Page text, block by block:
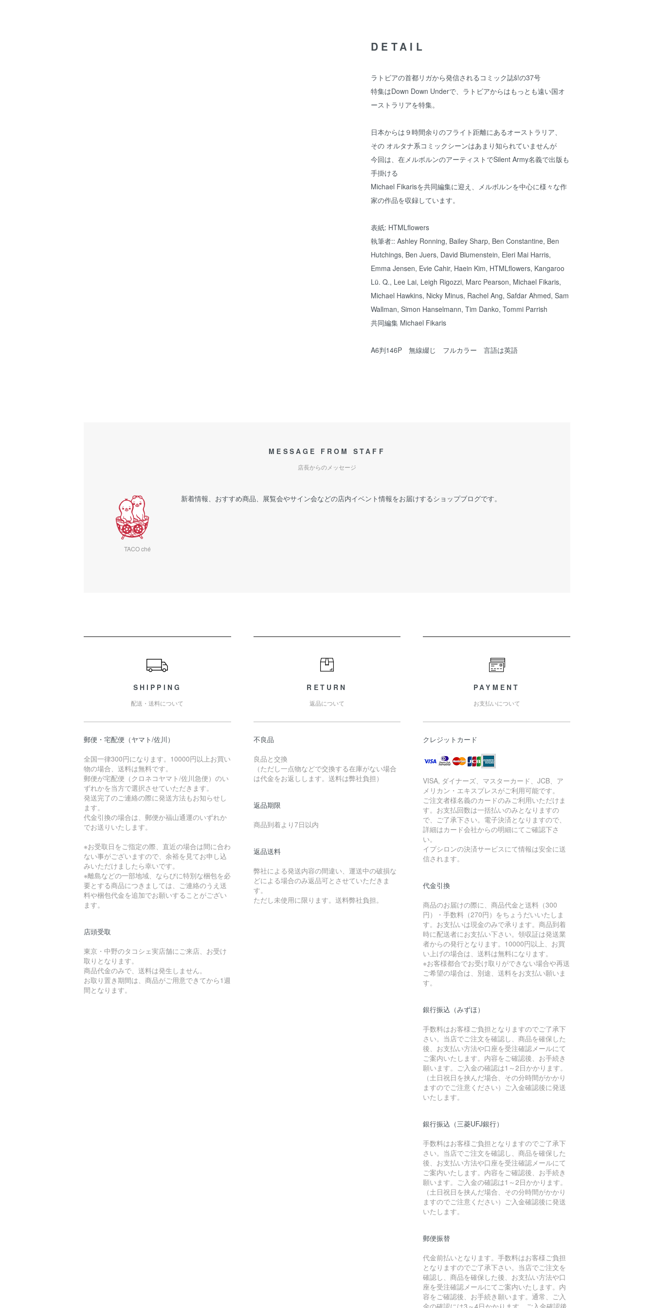
DETAIL
ラトビアの首都リガから発信されるコミック誌š!の37号
特集はDown Down Underで、ラトビアからはもっとも遠い国オ
ーストラリアを特集。
日本からは９時間余りのフライト距離にあるオーストラリア、
その オルタナ系コミックシーンはあまり知られていませんが
今回は、在メルボルンのアーティストでSilent Army名義で出版も
手掛ける
Michael Fikarisを共同編集に迎え、メルボルンを中心に様々な作
家の作品を収録しています。
表紙: HTMLflowers
執筆者:: Ashley Ronning, Bailey Sharp, Ben Constantine, Ben
Hutchings, Ben Juers, David Blumenstein, Eleri Mai Harris,
Emma Jensen, Evie Cahir, Haein Kim, HTMLflowers, Kangaroo
Lü. Q., Lee Lai, Leigh Rigozzi, Marc Pearson, Michael Fikaris,
Michael Hawkins, Nicky Minus, Rachel Ang, Safdar Ahmed, Sam
Wallman, Simon Hanselmann, Tim Danko, Tommi Parrish
共同編集 Michael Fikaris
A6判146P 無線綴じ フルカラー 言語は英語
MESSAGE FROM STAFF
店長からのメッセージ
TACO ché
新着情報、おすすめ商品、展覧会やサイン会などの店内イベント情報をお届けするショップブログです。
SHIPPING
配送・送料について
郵便・宅配便（ヤマト/佐川）
全国一律300円になります。10000円以上お買い
物の場合、送料は無料です。
郵便が宅配便（クロネコヤマト/佐川急便）のい
ずれかを当方で選択させていただきます。
発送完了のご連絡の際に発送方法もお知らせし
ます。
代金引換の場合は、郵便か福山通運のいずれか
でお送りいたします。
※お受取日をご指定の際、直近の場合は間に合わ
ない事がございますので、余裕を見てお申し込
みいただけましたら幸いです。
※離島などの一部地域、ならびに特別な梱包を必
要とする商品につきましては、ご連絡のうえ送
料や梱包代金を追加でお願いすることがござい
ます。
店頭受取
東京・中野のタコシェ実店舗にご来店、お受け
取りとなります。
商品代金のみで、送料は発生しません。
お取り置き期間は、商品がご用意できてから1週
間となります。
RETURN
返品について
不良品
良品と交換
（ただし一点物などで交換する在庫がない場合
は代金をお返しします。送料は弊社負担）
返品期限
商品到着より7日以内
返品送料
弊社による発送内容の間違い、運送中の破損な
どによる場合のみ返品可とさせていただきま
す。
ただし未使用に限ります。送料弊社負担。
PAYMENT
お支払いについて
クレジットカード
VISA, ダイナーズ、マスターカード、JCB、ア
メリカン・エキスプレスがご利用可能です。
ご注文者様名義のカードのみご利用いただけま
す。お支払回数は一括払いのみとなりますの
で、ご了承下さい。電子決済となりますので、
詳細はカード会社からの明細にてご確認下さ
い。
イプシロンの決済サービスにて情報は安全に送
信されます。
代金引換
商品のお届けの際に、商品代金と送料（300
円）・手数料（270円）をちょうだいいたしま
す。お支払いは現金のみで承ります。商品到着
時に配送者にお支払い下さい。領収証は発送業
者からの発行となります。10000円以上、お買
い上げの場合は、送料は無料になります。
※お客様都合でお受け取りができない場合や再送
ご希望の場合は、別途、送料をお支払い願いま
す。
銀行振込（みずほ）
手数料はお客様ご負担となりますのでご了承下
さい。当店でご注文を確認し、商品を確保した
後、お支払い方法や口座を受注確認メールにて
ご案内いたします。内容をご確認後、お手続き
願います。ご入金の確認は1～2日かかります。
（土日祝日を挟んだ場合、その分時間がかかり
ますのでご注意ください）ご入金確認後に発送
いたします。
銀行振込（三菱UFJ銀行）
手数料はお客様ご負担となりますのでご了承下
さい。当店でご注文を確認し、商品を確保した
後、お支払い方法や口座を受注確認メールにて
ご案内いたします。内容をご確認後、お手続き
願います。ご入金の確認は1～2日かかります。
（土日祝日を挟んだ場合、その分時間がかかり
ますのでご注意ください）ご入金確認後に発送
いたします。
郵便振替
代金前払いとなります。手数料はお客様ご負担
となりますのでご了承下さい。当店でご注文を
確認し、商品を確保した後、お支払い方法や口
座を受注確認メールにてご案内いたします。内
容をご確認後、お手続き願います。通常、ご入
金の確認には3～4日かかります。ご入金確認後